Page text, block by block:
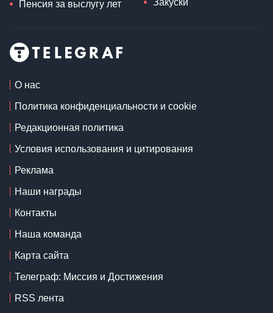
Пенсия за выслугу лет Закуски
О нас
Политика конфиденциальности и cookie
Редакционная политика
Условия использования и цитирования
Реклама
Наши награды
Контакты
Наша команда
Карта сайта
Телеграф: Миссия и Достижения
RSS лента